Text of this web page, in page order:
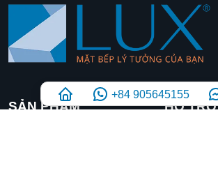
+84 905645155
SẢN PHẨM HỖ TRỢ